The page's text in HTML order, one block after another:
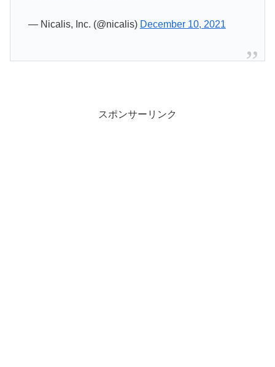
— Nicalis, Inc. (@nicalis) December 10, 2021
スポンサーリンク